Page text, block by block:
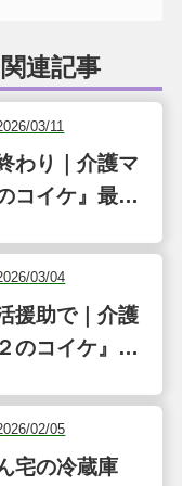
連記事
03/11
わり｜介護マ
コイケ』最終
03/04
援助で｜介護
のコイケ』第
02/05
宅の冷蔵庫